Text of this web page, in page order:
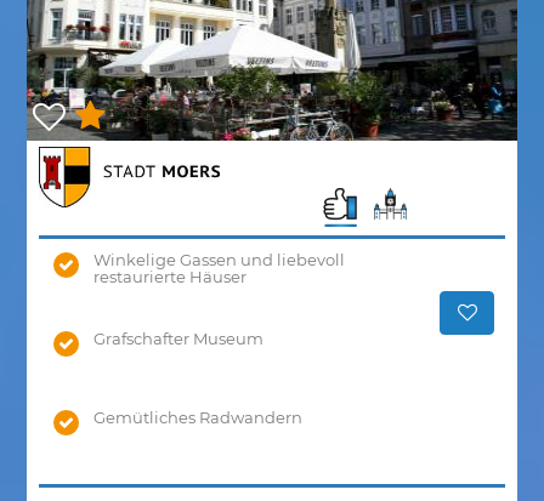
Winkelige Gassen und liebevoll
restaurierte Häuser
Grafschafter Museum
Gemütliches Radwandern